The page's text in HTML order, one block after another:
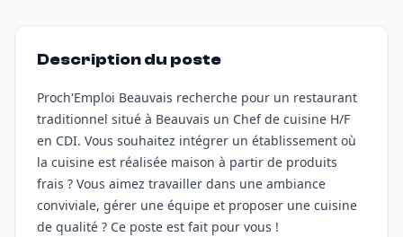
Description du poste
Proch'Emploi Beauvais recherche pour un restaurant
traditionnel situé à Beauvais un Chef de cuisine H/F
en CDI. Vous souhaitez intégrer un établissement où
la cuisine est réalisée maison à partir de produits
frais ? Vous aimez travailler dans une ambiance
conviviale, gérer une équipe et proposer une cuisine
de qualité ? Ce poste est fait pour vous !